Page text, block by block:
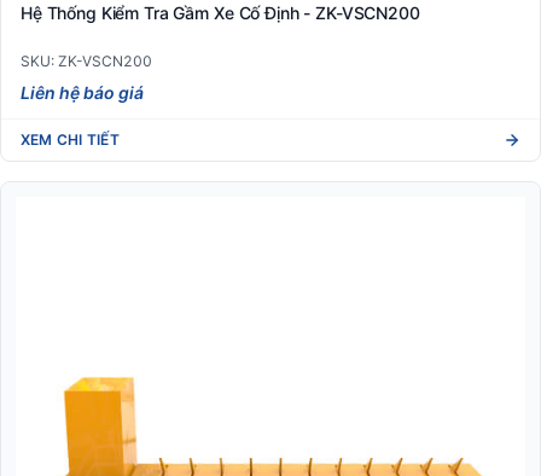
Hệ Thống Kiểm Tra Gầm Xe Cố Định - ZK-VSCN200
SKU: ZK-VSCN200
Liên hệ báo giá
XEM CHI TIẾT